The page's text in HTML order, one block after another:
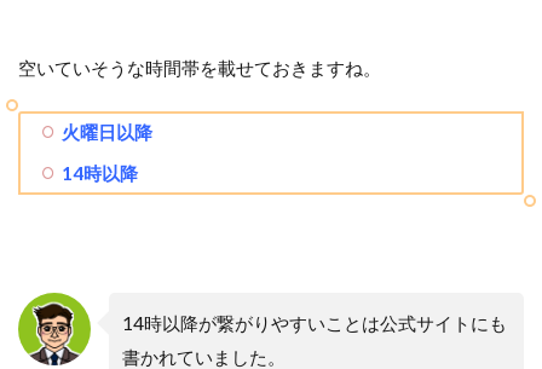
空いていそうな時間帯を載せておきますね。
火曜日以降
14時以降
14時以降が繋がりやすいことは公式サイトにも
書かれていました。